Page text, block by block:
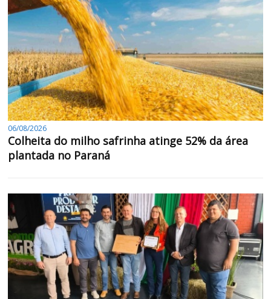
06/08/2026
Colheita do milho safrinha atinge 52% da área
plantada no Paraná